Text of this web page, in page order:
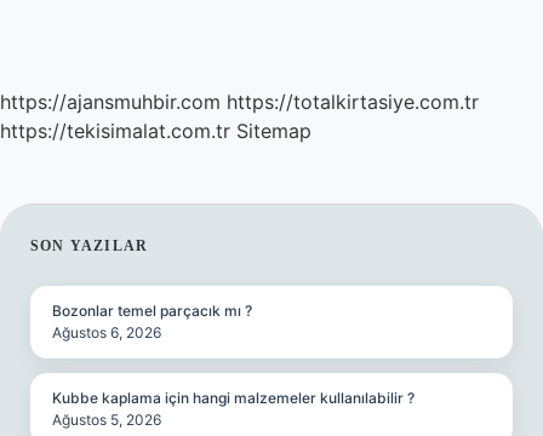
https://ajansmuhbir.com https://totalkirtasiye.com.tr
https://tekisimalat.com.tr Sitemap
SIDEBAR
SON YAZILAR
Bozonlar temel parçacık mı ?
Ağustos 6, 2026
Kubbe kaplama için hangi malzemeler kullanılabilir ?
Ağustos 5, 2026